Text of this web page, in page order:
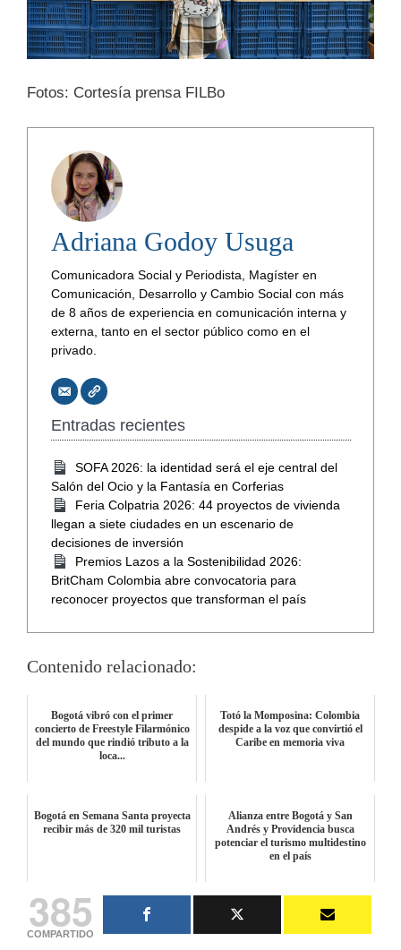
Fotos: Cortesía prensa FILBo
Adriana Godoy Usuga
Comunicadora Social y Periodista, Magíster en
Comunicación, Desarrollo y Cambio Social con más
de 8 años de experiencia en comunicación interna y
externa, tanto en el sector público como en el
privado.
Entradas recientes
SOFA 2026: la identidad será el eje central del
Salón del Ocio y la Fantasía en Corferias
Feria Colpatria 2026: 44 proyectos de vivienda
llegan a siete ciudades en un escenario de
decisiones de inversión
Premios Lazos a la Sostenibilidad 2026:
BritCham Colombia abre convocatoria para
reconocer proyectos que transforman el país
Contenido relacionado:
Bogotá vibró con el primer
concierto de Freestyle Filarmónico
del mundo que rindió tributo a la
loca...
Totó la Momposina: Colombia
despide a la voz que convirtió el
Caribe en memoria viva
Bogotá en Semana Santa proyecta
recibir más de 320 mil turistas
Alianza entre Bogotá y San
Andrés y Providencia busca
potenciar el turismo multidestino
en el país
385
COMPARTIDO